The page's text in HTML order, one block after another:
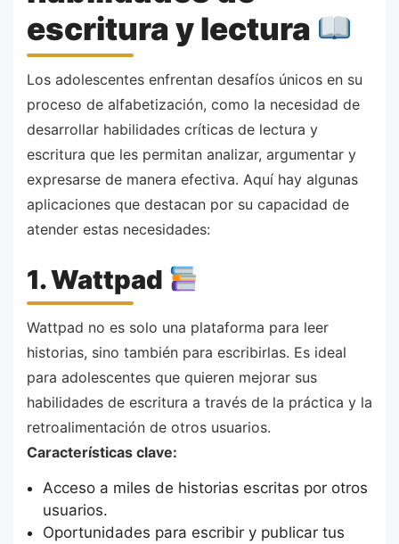
escritura y lectura
Los adolescentes enfrentan desafíos únicos en su
proceso de alfabetización, como la necesidad de
desarrollar habilidades críticas de lectura y
escritura que les permitan analizar, argumentar y
expresarse de manera efectiva. Aquí hay algunas
aplicaciones que destacan por su capacidad de
atender estas necesidades:
1. Wattpad
Wattpad no es solo una plataforma para leer
historias, sino también para escribirlas. Es ideal
para adolescentes que quieren mejorar sus
habilidades de escritura a través de la práctica y la
retroalimentación de otros usuarios.
Características clave:
Acceso a miles de historias escritas por otros
usuarios.
Oportunidades para escribir y publicar tus